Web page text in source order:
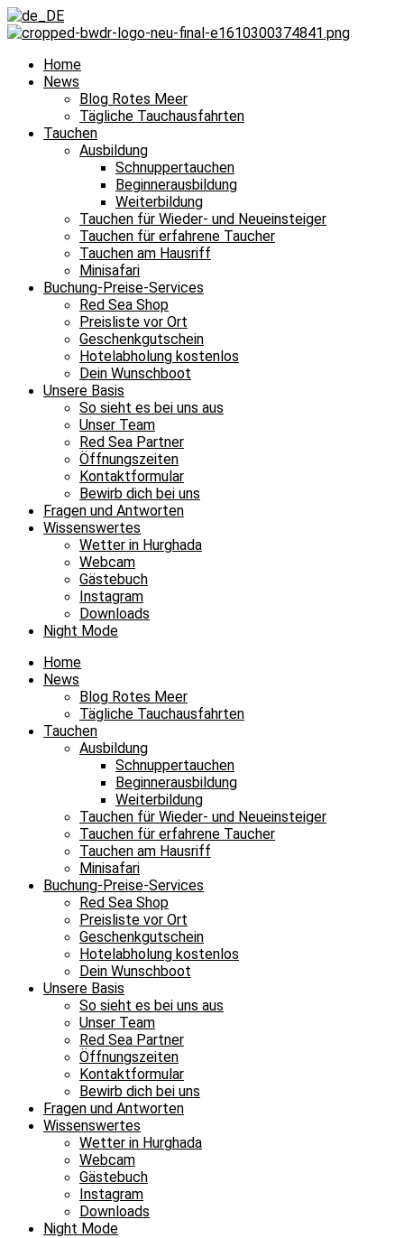
Home
News
Blog Rotes Meer
Tägliche Tauchausfahrten
Tauchen
Ausbildung
Schnuppertauchen
Beginnerausbildung
Weiterbildung
Tauchen für Wieder- und Neueinsteiger
Tauchen für erfahrene Taucher
Tauchen am Hausriff
Minisafari
Buchung-Preise-Services
Red Sea Shop
Preisliste vor Ort
Geschenkgutschein
Hotelabholung kostenlos
Dein Wunschboot
Unsere Basis
So sieht es bei uns aus
Unser Team
Red Sea Partner
Öffnungszeiten
Kontaktformular
Bewirb dich bei uns
Fragen und Antworten
Wissenswertes
Wetter in Hurghada
Webcam
Gästebuch
Instagram
Downloads
Night Mode
Home
News
Blog Rotes Meer
Tägliche Tauchausfahrten
Tauchen
Ausbildung
Schnuppertauchen
Beginnerausbildung
Weiterbildung
Tauchen für Wieder- und Neueinsteiger
Tauchen für erfahrene Taucher
Tauchen am Hausriff
Minisafari
Buchung-Preise-Services
Red Sea Shop
Preisliste vor Ort
Geschenkgutschein
Hotelabholung kostenlos
Dein Wunschboot
Unsere Basis
So sieht es bei uns aus
Unser Team
Red Sea Partner
Öffnungszeiten
Kontaktformular
Bewirb dich bei uns
Fragen und Antworten
Wissenswertes
Wetter in Hurghada
Webcam
Gästebuch
Instagram
Downloads
Night Mode